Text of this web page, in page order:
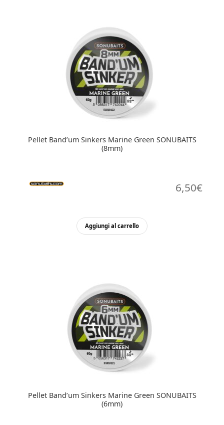
Pellet Band’um Sinkers Marine Green SONUBAITS
(8mm)
6,50€
Aggiungi al carrello
Pellet Band’um Sinkers Marine Green SONUBAITS
(6mm)